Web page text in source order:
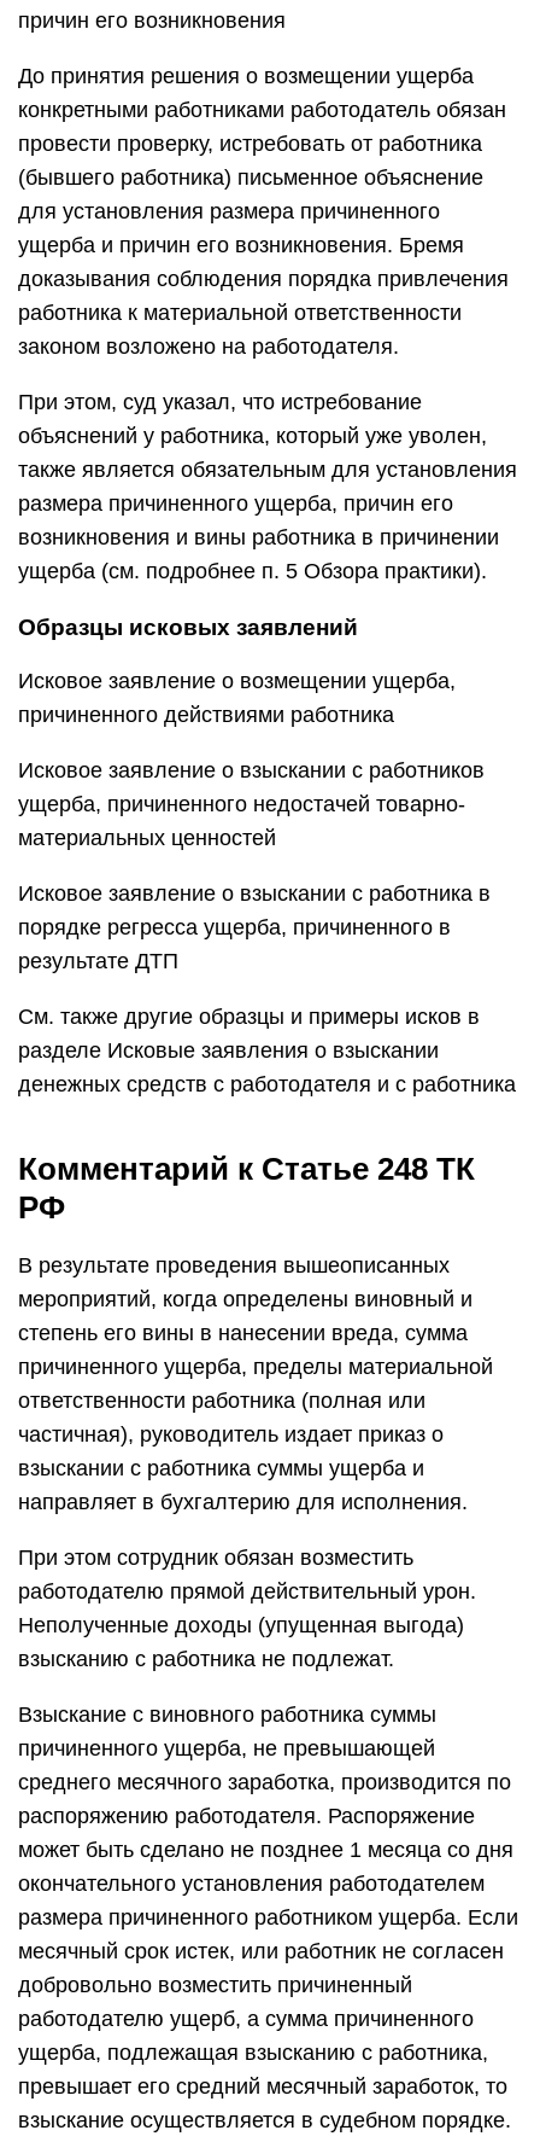
причин его возникновения
До принятия решения о возмещении ущерба
конкретными работниками работодатель обязан
провести проверку, истребовать от работника
(бывшего работника) письменное объяснение
для установления размера причиненного
ущерба и причин его возникновения. Бремя
доказывания соблюдения порядка привлечения
работника к материальной ответственности
законом возложено на работодателя.
При этом, суд указал, что истребование
объяснений у работника, который уже уволен,
также является обязательным для установления
размера причиненного ущерба, причин его
возникновения и вины работника в причинении
ущерба (см. подробнее п. 5 Обзора практики).
Образцы исковых заявлений
Исковое заявление о возмещении ущерба,
причиненного действиями работника
Исковое заявление о взыскании с работников
ущерба, причиненного недостачей товарно-
материальных ценностей
Исковое заявление о взыскании с работника в
порядке регресса ущерба, причиненного в
результате ДТП
См. также другие образцы и примеры исков в
разделе Исковые заявления о взыскании
денежных средств с работодателя и с работника
Комментарий к Статье 248 ТК
РФ
В результате проведения вышеописанных
мероприятий, когда определены виновный и
степень его вины в нанесении вреда, сумма
причиненного ущерба, пределы материальной
ответственности работника (полная или
частичная), руководитель издает приказ о
взыскании с работника суммы ущерба и
направляет в бухгалтерию для исполнения.
При этом сотрудник обязан возместить
работодателю прямой действительный урон.
Неполученные доходы (упущенная выгода)
взысканию с работника не подлежат.
Взыскание с виновного работника суммы
причиненного ущерба, не превышающей
среднего месячного заработка, производится по
распоряжению работодателя. Распоряжение
может быть сделано не позднее 1 месяца со дня
окончательного установления работодателем
размера причиненного работником ущерба. Если
месячный срок истек, или работник не согласен
добровольно возместить причиненный
работодателю ущерб, а сумма причиненного
ущерба, подлежащая взысканию с работника,
превышает его средний месячный заработок, то
взыскание осуществляется в судебном порядке.